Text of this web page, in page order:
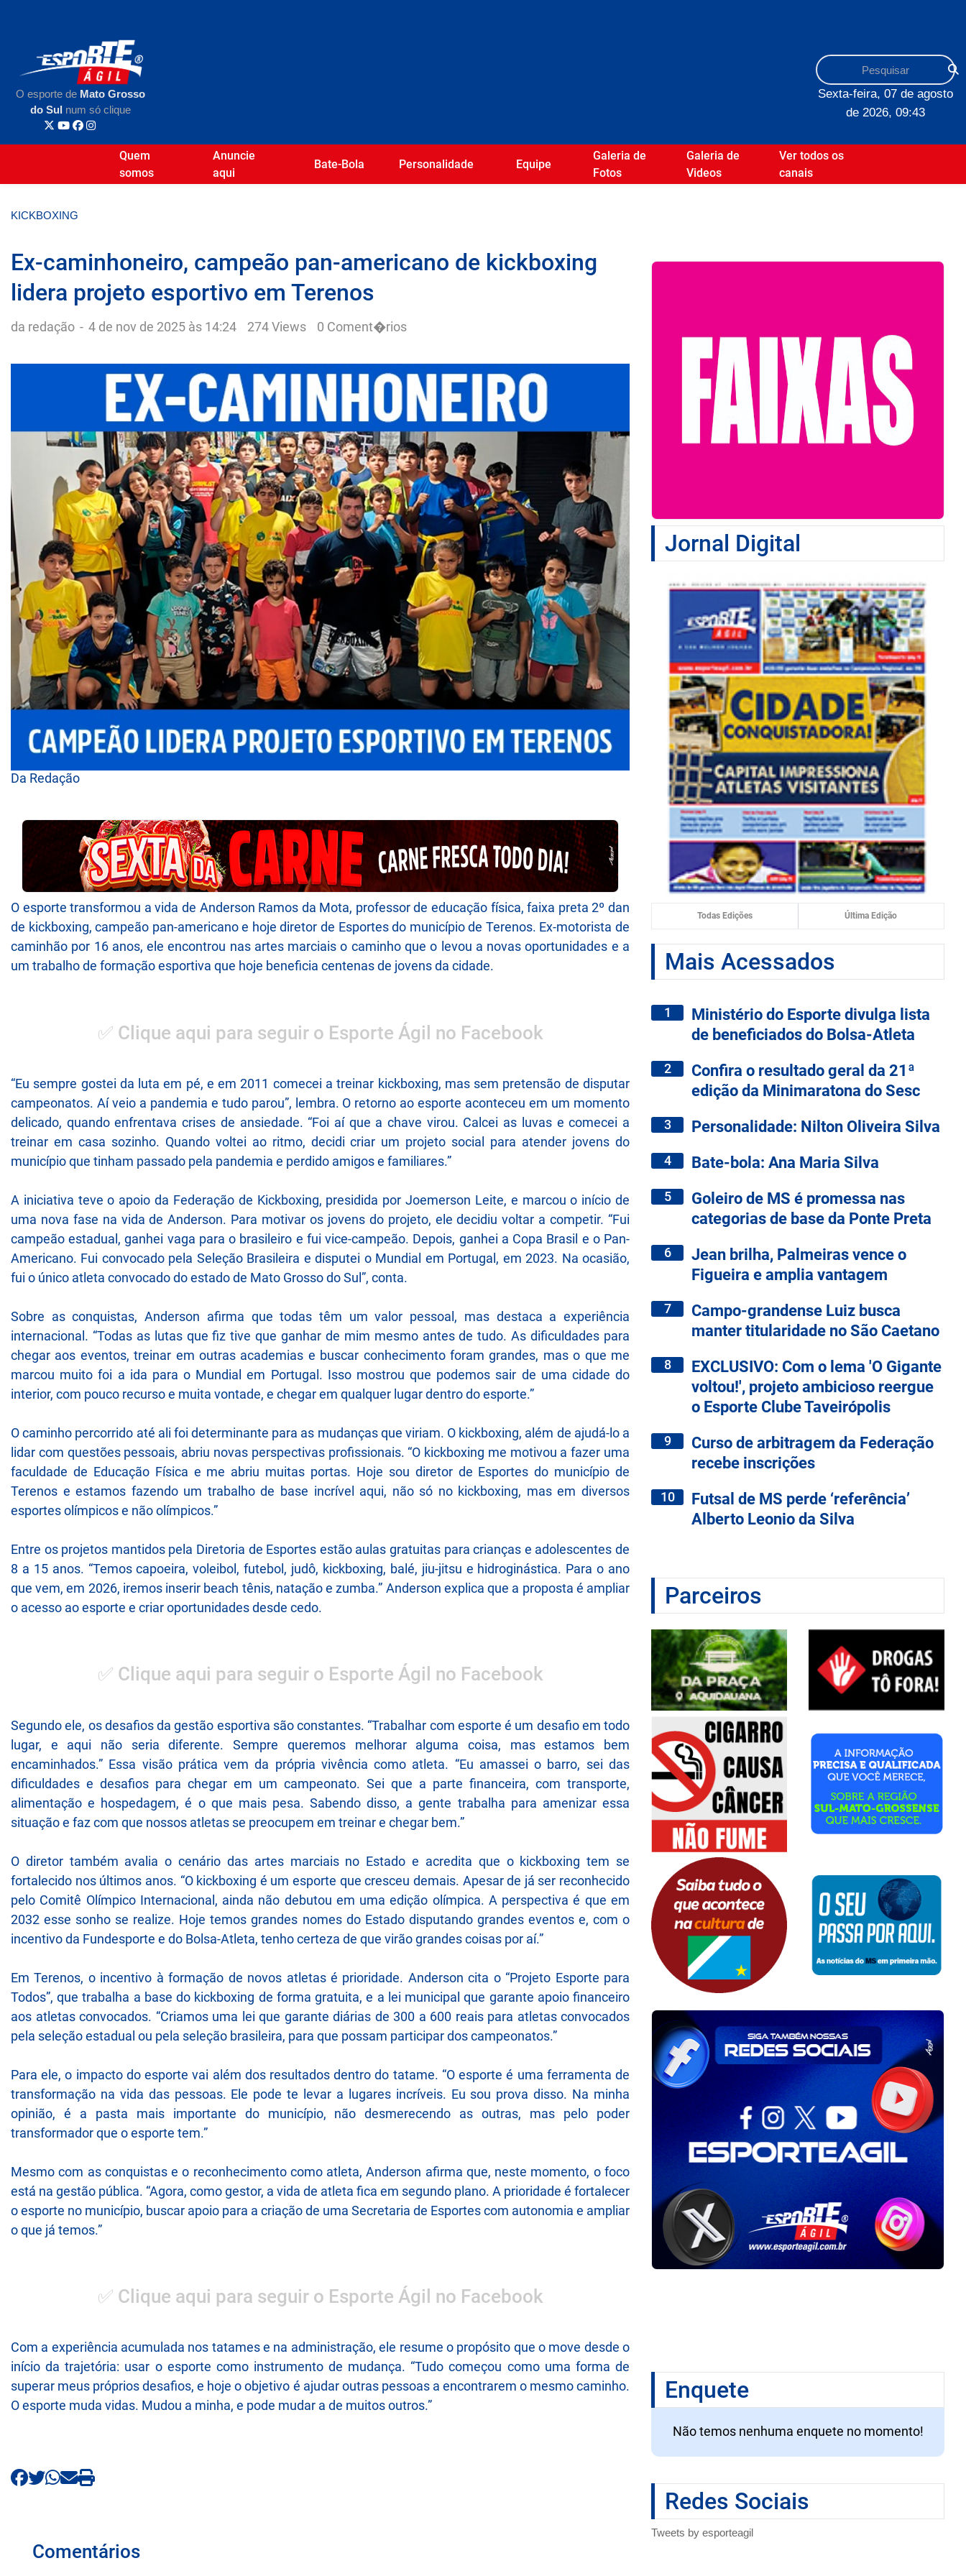
O esporte de Mato Grosso
do Sul num só clique
Sexta-feira, 07 de agosto
de 2026, 09:43
Quem
somos
Anuncie
aqui
Bate-Bola Personalidade Equipe
Galeria de
Fotos
Galeria de
Videos
Ver todos os
canais
KICKBOXING
Ex-caminhoneiro, campeão pan-americano de kickboxing
lidera projeto esportivo em Terenos
da redação - 4 de nov de 2025 às 14:24 274 Views 0 Coment�rios
Da Redação
O esporte transformou a vida de Anderson Ramos da Mota, professor de educação física, faixa preta 2º dan
de kickboxing, campeão pan-americano e hoje diretor de Esportes do município de Terenos. Ex-motorista de
caminhão por 16 anos, ele encontrou nas artes marciais o caminho que o levou a novas oportunidades e a
um trabalho de formação esportiva que hoje beneficia centenas de jovens da cidade.
✅ Clique aqui para seguir o Esporte Ágil no Facebook
“Eu sempre gostei da luta em pé, e em 2011 comecei a treinar kickboxing, mas sem pretensão de disputar
campeonatos. Aí veio a pandemia e tudo parou”, lembra. O retorno ao esporte aconteceu em um momento
delicado, quando enfrentava crises de ansiedade. “Foi aí que a chave virou. Calcei as luvas e comecei a
treinar em casa sozinho. Quando voltei ao ritmo, decidi criar um projeto social para atender jovens do
município que tinham passado pela pandemia e perdido amigos e familiares.”
A iniciativa teve o apoio da Federação de Kickboxing, presidida por Joemerson Leite, e marcou o início de
uma nova fase na vida de Anderson. Para motivar os jovens do projeto, ele decidiu voltar a competir. “Fui
campeão estadual, ganhei vaga para o brasileiro e fui vice-campeão. Depois, ganhei a Copa Brasil e o Pan-
Americano. Fui convocado pela Seleção Brasileira e disputei o Mundial em Portugal, em 2023. Na ocasião,
fui o único atleta convocado do estado de Mato Grosso do Sul”, conta.
Sobre as conquistas, Anderson afirma que todas têm um valor pessoal, mas destaca a experiência
internacional. “Todas as lutas que fiz tive que ganhar de mim mesmo antes de tudo. As dificuldades para
chegar aos eventos, treinar em outras academias e buscar conhecimento foram grandes, mas o que me
marcou muito foi a ida para o Mundial em Portugal. Isso mostrou que podemos sair de uma cidade do
interior, com pouco recurso e muita vontade, e chegar em qualquer lugar dentro do esporte.”
O caminho percorrido até ali foi determinante para as mudanças que viriam. O kickboxing, além de ajudá-lo a
lidar com questões pessoais, abriu novas perspectivas profissionais. “O kickboxing me motivou a fazer uma
faculdade de Educação Física e me abriu muitas portas. Hoje sou diretor de Esportes do município de
Terenos e estamos fazendo um trabalho de base incrível aqui, não só no kickboxing, mas em diversos
esportes olímpicos e não olímpicos.”
Entre os projetos mantidos pela Diretoria de Esportes estão aulas gratuitas para crianças e adolescentes de
8 a 15 anos. “Temos capoeira, voleibol, futebol, judô, kickboxing, balé, jiu-jitsu e hidroginástica. Para o ano
que vem, em 2026, iremos inserir beach tênis, natação e zumba.” Anderson explica que a proposta é ampliar
o acesso ao esporte e criar oportunidades desde cedo.
✅ Clique aqui para seguir o Esporte Ágil no Facebook
Segundo ele, os desafios da gestão esportiva são constantes. “Trabalhar com esporte é um desafio em todo
lugar, e aqui não seria diferente. Sempre queremos melhorar alguma coisa, mas estamos bem
encaminhados.” Essa visão prática vem da própria vivência como atleta. “Eu amassei o barro, sei das
dificuldades e desafios para chegar em um campeonato. Sei que a parte financeira, com transporte,
alimentação e hospedagem, é o que mais pesa. Sabendo disso, a gente trabalha para amenizar essa
situação e faz com que nossos atletas se preocupem em treinar e chegar bem.”
O diretor também avalia o cenário das artes marciais no Estado e acredita que o kickboxing tem se
fortalecido nos últimos anos. “O kickboxing é um esporte que cresceu demais. Apesar de já ser reconhecido
pelo Comitê Olímpico Internacional, ainda não debutou em uma edição olímpica. A perspectiva é que em
2032 esse sonho se realize. Hoje temos grandes nomes do Estado disputando grandes eventos e, com o
incentivo da Fundesporte e do Bolsa-Atleta, tenho certeza de que virão grandes coisas por aí.”
Em Terenos, o incentivo à formação de novos atletas é prioridade. Anderson cita o “Projeto Esporte para
Todos”, que trabalha a base do kickboxing de forma gratuita, e a lei municipal que garante apoio financeiro
aos atletas convocados. “Criamos uma lei que garante diárias de 300 a 600 reais para atletas convocados
pela seleção estadual ou pela seleção brasileira, para que possam participar dos campeonatos.”
Para ele, o impacto do esporte vai além dos resultados dentro do tatame. “O esporte é uma ferramenta de
transformação na vida das pessoas. Ele pode te levar a lugares incríveis. Eu sou prova disso. Na minha
opinião, é a pasta mais importante do município, não desmerecendo as outras, mas pelo poder
transformador que o esporte tem.”
Mesmo com as conquistas e o reconhecimento como atleta, Anderson afirma que, neste momento, o foco
está na gestão pública. “Agora, como gestor, a vida de atleta fica em segundo plano. A prioridade é fortalecer
o esporte no município, buscar apoio para a criação de uma Secretaria de Esportes com autonomia e ampliar
o que já temos.”
✅ Clique aqui para seguir o Esporte Ágil no Facebook
Com a experiência acumulada nos tatames e na administração, ele resume o propósito que o move desde o
início da trajetória: usar o esporte como instrumento de mudança. “Tudo começou como uma forma de
superar meus próprios desafios, e hoje o objetivo é ajudar outras pessoas a encontrarem o mesmo caminho.
O esporte muda vidas. Mudou a minha, e pode mudar a de muitos outros.”
Comentários
Jornal Digital
Todas Edições Última Edição
Mais Acessados
1
Ministério do Esporte divulga lista
de beneficiados do Bolsa-Atleta
2
Confira o resultado geral da 21ª
edição da Minimaratona do Sesc
3 Personalidade: Nilton Oliveira Silva
4 Bate-bola: Ana Maria Silva
5
Goleiro de MS é promessa nas
categorias de base da Ponte Preta
6
Jean brilha, Palmeiras vence o
Figueira e amplia vantagem
7
Campo-grandense Luiz busca
manter titularidade no São Caetano
8
EXCLUSIVO: Com o lema 'O Gigante
voltou!', projeto ambicioso reergue
o Esporte Clube Taveirópolis
9
Curso de arbitragem da Federação
recebe inscrições
10
Futsal de MS perde ‘referência’
Alberto Leonio da Silva
Parceiros
Enquete
Não temos nenhuma enquete no momento!
Redes Sociais
Tweets by esporteagil